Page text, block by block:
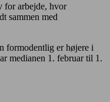
for arbejde, hvor
sammen med
formodentlig er højere i
medianen 1. februar til 1.